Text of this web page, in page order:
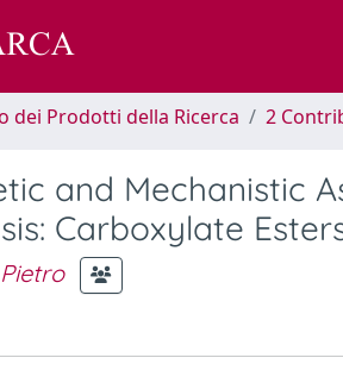
dei Prodotti della Ricerca 2
and Mechanistic
Carboxylate